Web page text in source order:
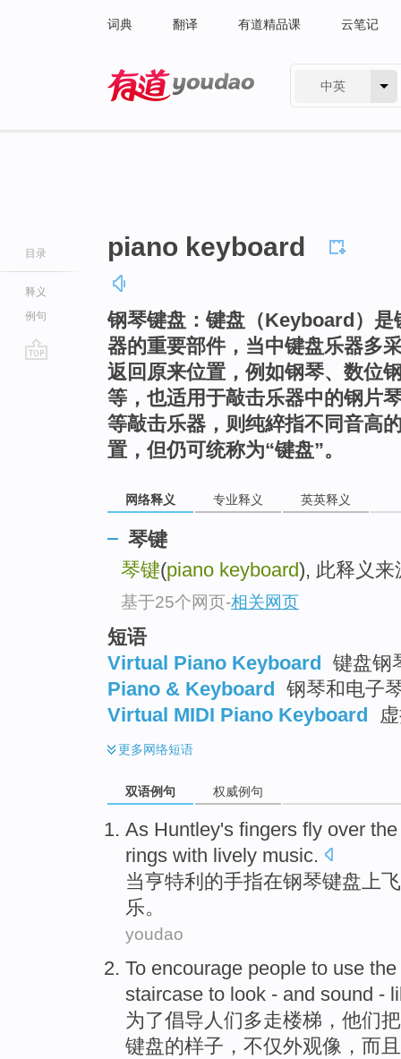
词典 翻译 有道精品课 云笔记
中英
目录
释义
例句
piano keyboard
钢琴键盘：键盘（Keyboard）
器的重要部件，当中键盘乐器多
返回原来位置，例如钢琴、数位
等，也适用于敲击乐器中的钢片
等敲击乐器，则纯綷指不同音高
置，但仍可统称为“键盘”。
网络释义 专业释义 英英释义
琴键
琴键(piano keyboard), 此释义
基于25个网页-相关网页
短语
Virtual Piano Keyboard 键盘钢
Piano & Keyboard 钢琴和电子
Virtual MIDI Piano Keyboard
更多网络短语
双语例句 权威例句
As Huntley's fingers fly over
rings with lively music.
当亨特利的手指在钢琴键盘 上
乐。
youdao
To encourage people to use
staircase to look - and sound -
为了倡导人们多走楼梯 ， 他们把
键盘的样子 ，不仅外观像 ， 而且